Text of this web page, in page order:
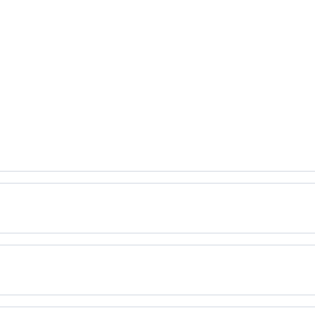
Paris. Na czym polega technologia dopasowania do skóry?
zielonych i niebieskich, które są kluczowe w dopasowaniu
z kwasem hialuronowym, zapewnia długotrwałe
, Glycerin , Peg-10 Dimethicone , Methyl